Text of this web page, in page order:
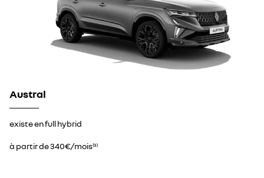
Austral
existe en full hybrid
à partir de 340€/mois(3)